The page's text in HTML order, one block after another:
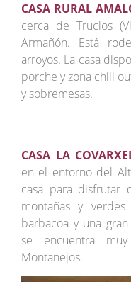
CASA RURAL
cerca de Trucios
Armañón. Está
arroyos. La casa
porche y zona chill
y sobremesas.
CASA LA
en el entorno del
casa para disfrutar
montañas y verdes
barbacoa y una
se encuentra
Montanejos.